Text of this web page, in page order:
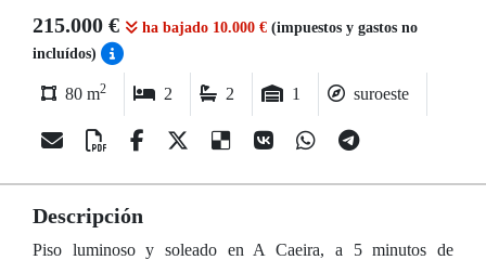
215.000 € ha bajado 10.000 € (impuestos y gastos no
incluídos)
80 m2 2 2 1 suroeste
Descripción
Piso luminoso y soleado en A Caeira, a 5 minutos de